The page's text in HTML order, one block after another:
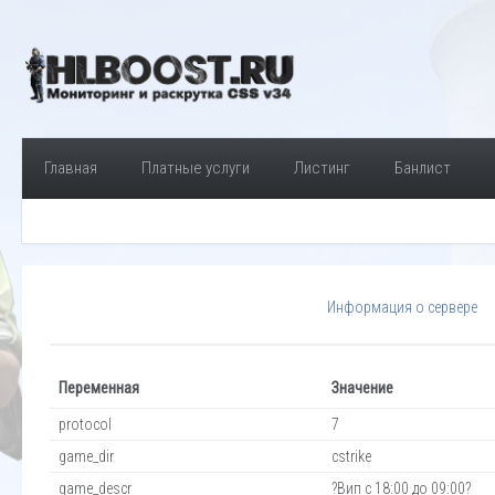
Главная Платные услуги Листинг Банлист
Информация о сервере
Переменная Значение
protocol
7
game_dir
cstrike
game_descr
?Вип с 18:00 до 09:00?